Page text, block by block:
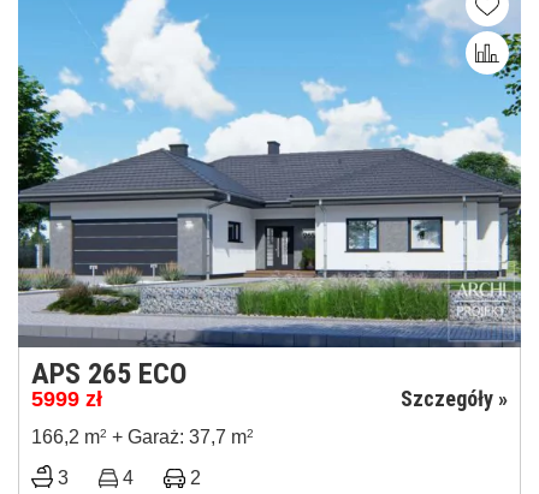
APS 265 ECO
5999 zł Szczegóły »
166,2 m2 + Garaż: 37,7 m2
3 4 2